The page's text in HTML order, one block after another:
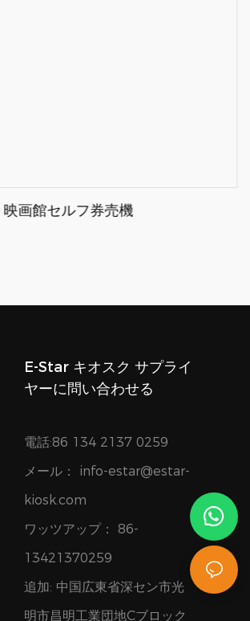
映画館セルフ券売機
E-Star キオスク サプライ
ヤーに問い合わせる
電話:86 134 2137 0259
メール： info-estar@estar-
kiosk.com
ワッツアップ： 86-
13421370259
追加: 中国広東省深セン市光
明市昌明工業団地Cブロック